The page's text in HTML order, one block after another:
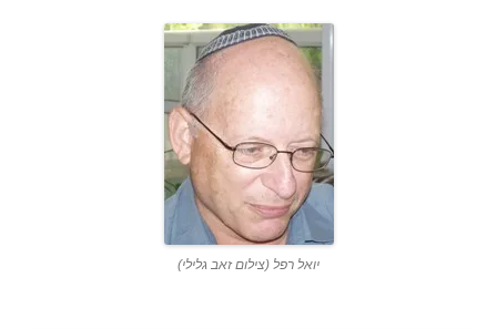
יואל רפל (צילום זאב גלילי)